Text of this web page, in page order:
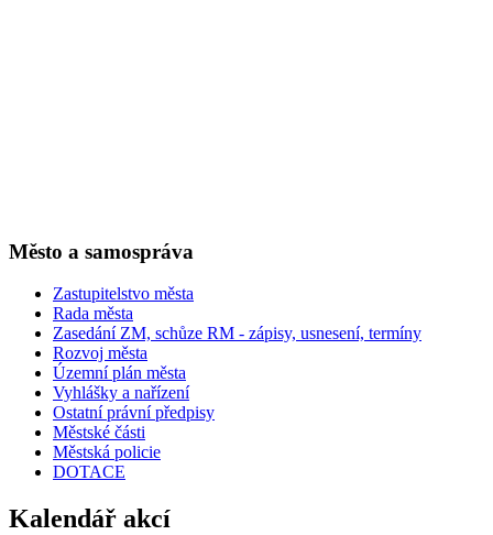
Město a samospráva
Zastupitelstvo města
Rada města
Zasedání ZM, schůze RM - zápisy, usnesení, termíny
Rozvoj města
Územní plán města
Vyhlášky a nařízení
Ostatní právní předpisy
Městské části
Městská policie
DOTACE
Kalendář akcí